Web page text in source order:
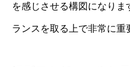
を感じさせる構図になり
ランスを取る上で非常に重